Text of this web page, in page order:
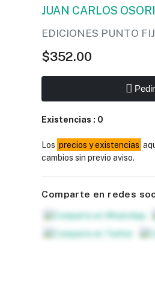
JUAN CARLOS
EDICIONES PUNTO
$352.00
Existencias : 0
Los precios y existencias
cambios sin previo aviso.
Comparte en redes